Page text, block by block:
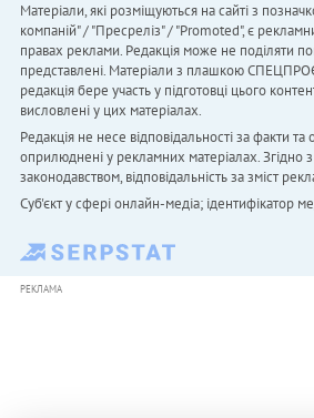
Матеріали, які розміщуються на сайті з
компаній" / "Пресреліз" / "Promoted", є
правах реклами. Редакція може не поділяти
представлені. Матеріали з плашкою
редакція бере участь у підготовці цього
висловлені у цих матеріалах.
Редакція не несе відповідальності за факти та
оприлюднені у рекламних матеріалах. Згідно
законодавством, відповідальність за зміст
Cуб'єкт у сфері онлайн-медіа; ідентифікатор
РЕКЛАМА